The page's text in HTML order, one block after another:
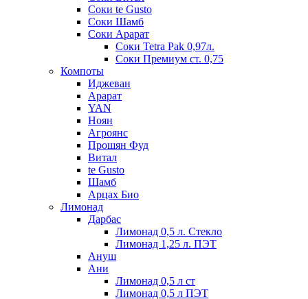
Соки te Gusto
Соки Шамб
Соки Арарат
Соки Tetra Pak 0,97л.
Соки Премиум ст. 0,75
Компоты
Иджеван
Арарат
YAN
Ноян
Агроянс
Прошян Фуд
Витал
te Gusto
Шамб
Арцах Био
Лимонад
Дарбас
Лимонад 0,5 л. Стекло
Лимонад 1,25 л. ПЭТ
Ануш
Ани
Лимонад 0,5 л ст
Лимонад 0,5 л ПЭТ